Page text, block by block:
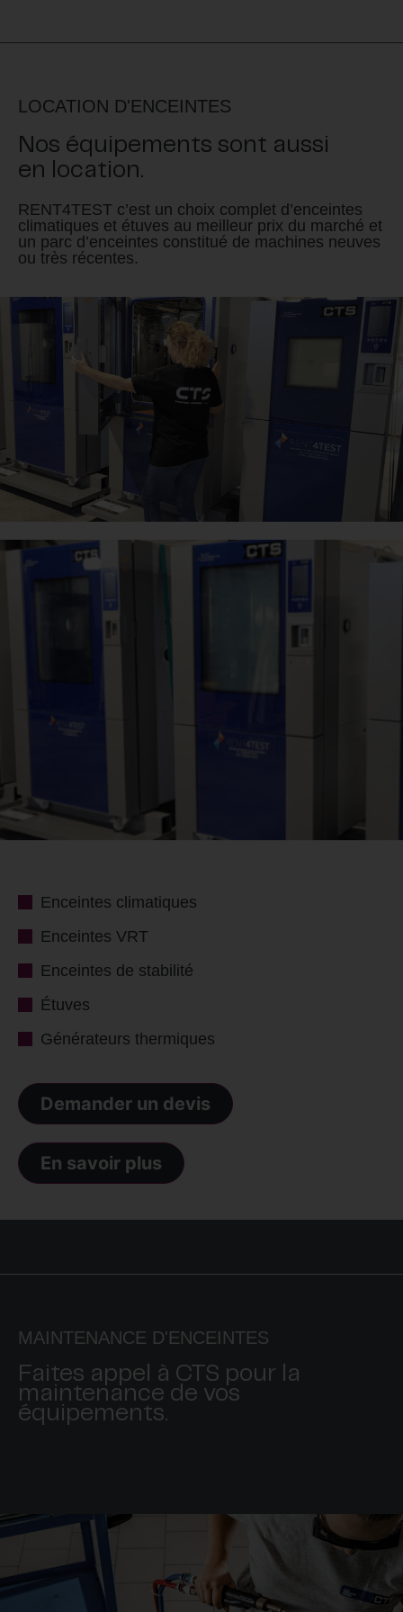
LOCATION D'ENCEINTES
Nos équipements sont aussi
en location.
RENT4TEST c’est un choix complet d’enceintes
climatiques et étuves au meilleur prix du marché et
un parc d’enceintes constitué de machines neuves
ou très récentes.
Enceintes climatiques
Enceintes VRT
Enceintes de stabilité
Étuves
Générateurs thermiques
Demander un devis
En savoir plus
MAINTENANCE D'ENCEINTES
Faites appel à CTS pour la
maintenance de vos
équipements.